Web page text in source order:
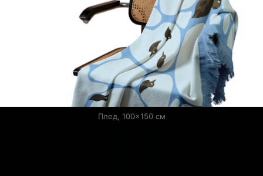
Плед, 100×150 см